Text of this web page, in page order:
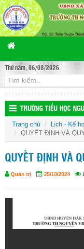
Thứ năm, 06/08/2026
TRƯỜNG TIỂU HỌC
Trang chủ Lịch - Kế
QUYẾT ĐỊNH VÀ
QUYẾT ĐỊNH VÀ
Quản trị 25/10/2024